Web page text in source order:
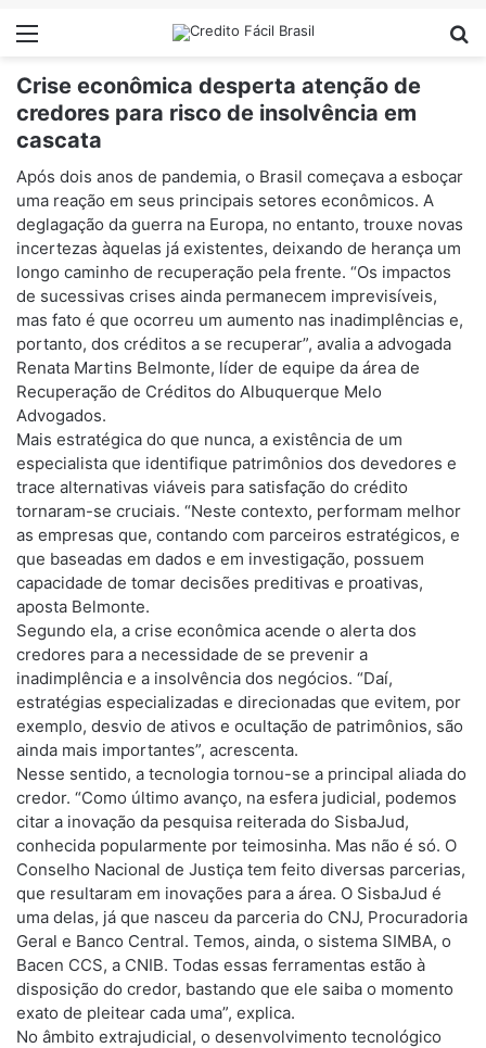
Menu
Crise econômica desperta atenção de
credores para risco de insolvência em
cascata
Após dois anos de pandemia, o Brasil começava a esboçar
uma reação em seus principais setores econômicos. A
deglagação da guerra na Europa, no entanto, trouxe novas
incertezas àquelas já existentes, deixando de herança um
longo caminho de recuperação pela frente. “Os impactos
de sucessivas crises ainda permanecem imprevisíveis,
mas fato é que ocorreu um aumento nas inadimplências e,
portanto, dos créditos a se recuperar”, avalia a advogada
Renata Martins Belmonte, líder de equipe da área de
Recuperação de Créditos do Albuquerque Melo
Advogados.
Mais estratégica do que nunca, a existência de um
especialista que identifique patrimônios dos devedores e
trace alternativas viáveis para satisfação do crédito
tornaram-se cruciais. “Neste contexto, performam melhor
as empresas que, contando com parceiros estratégicos, e
que baseadas em dados e em investigação, possuem
capacidade de tomar decisões preditivas e proativas,
aposta Belmonte.
Segundo ela, a crise econômica acende o alerta dos
credores para a necessidade de se prevenir a
inadimplência e a insolvência dos negócios. “Daí,
estratégias especializadas e direcionadas que evitem, por
exemplo, desvio de ativos e ocultação de patrimônios, são
ainda mais importantes”, acrescenta.
Nesse sentido, a tecnologia tornou-se a principal aliada do
credor. “Como último avanço, na esfera judicial, podemos
citar a inovação da pesquisa reiterada do SisbaJud,
conhecida popularmente por teimosinha. Mas não é só. O
Conselho Nacional de Justiça tem feito diversas parcerias,
que resultaram em inovações para a área. O SisbaJud é
uma delas, já que nasceu da parceria do CNJ, Procuradoria
Geral e Banco Central. Temos, ainda, o sistema SIMBA, o
Bacen CCS, a CNIB. Todas essas ferramentas estão à
disposição do credor, bastando que ele saiba o momento
exato de pleitear cada uma”, explica.
No âmbito extrajudicial, o desenvolvimento tecnológico